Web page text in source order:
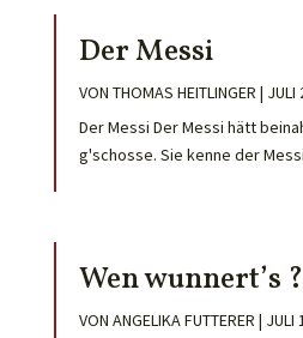
Der Messi
VON THOMAS HEITLINGER | JULI
Der Messi Der Messi hätt
g'schosse. Sie kenne der
Wen wunnert’s ?
VON ANGELIKA FUTTERER | JULI